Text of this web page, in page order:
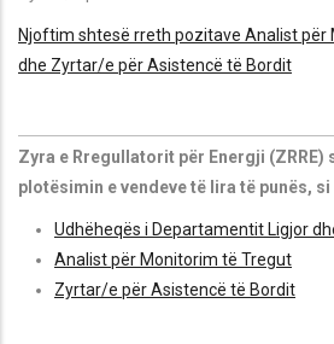
Njoftim shtesë rreth pozitave Analist për
dhe Zyrtar/e për Asistencë të Bordit
Zyra e Rregullatorit për Energji (ZRRE)
plotësimin e vendeve të lira të punës, si
Udhëheqës i Departamentit Ligjor
Analist për Monitorim të Tregut
Zyrtar/e për Asistencë të Bordit